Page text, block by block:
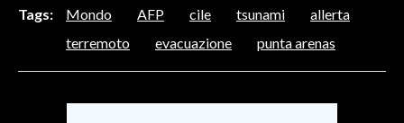
MOTORI
ALTRI SPORT
Tags: Mondo AFP cile tsunami
allerta
terremoto
evacuazione punta arenas